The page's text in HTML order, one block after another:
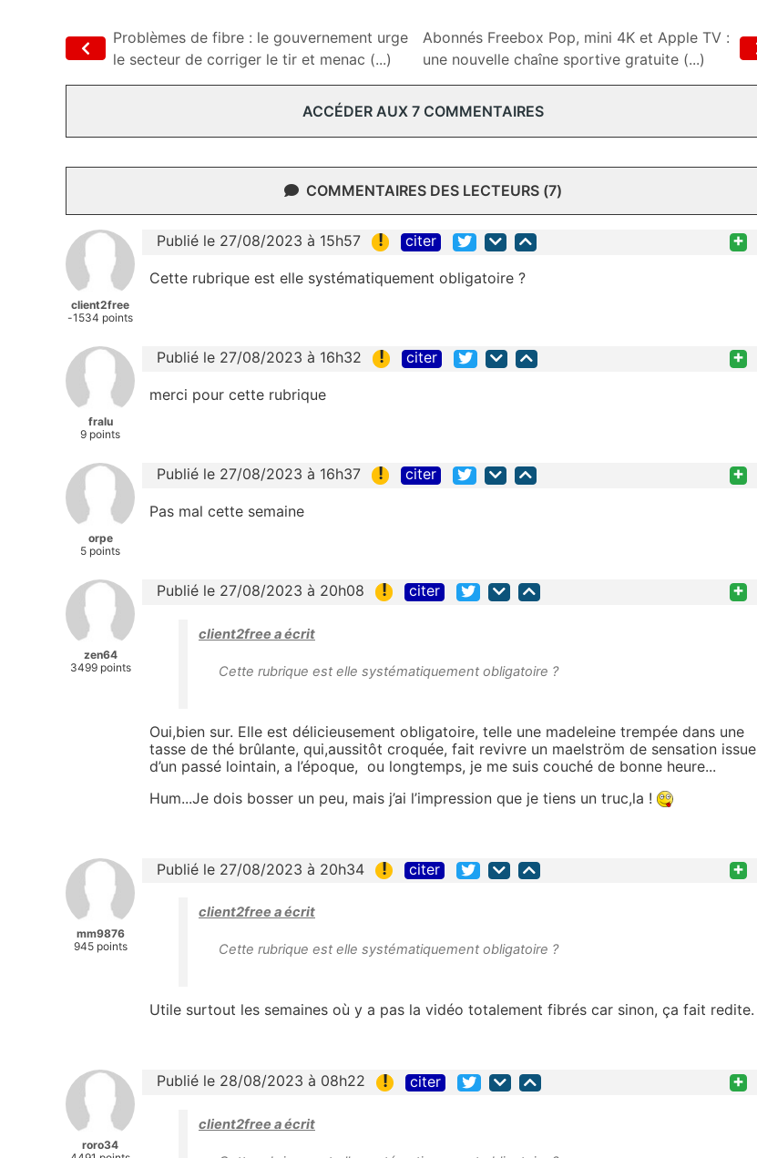
Problèmes de fibre : le gouvernement urge
le secteur de corriger le tir et menac (...)
Abonnés Freebox Pop, mini 4K et Apple TV :
une nouvelle chaîne sportive gratuite (...)
ACCÉDER AUX 7 COMMENTAIRES
COMMENTAIRES DES LECTEURS (7)
client2free
-1534 points
Publié le 27/08/2023 à 15h57 ! citer +
Cette rubrique est elle systématiquement obligatoire ?
fralu
9 points
Publié le 27/08/2023 à 16h32 ! citer +
merci pour cette rubrique
orpe
5 points
Publié le 27/08/2023 à 16h37 ! citer +
Pas mal cette semaine
zen64
3499 points
Publié le 27/08/2023 à 20h08 ! citer +
client2free a écrit
Cette rubrique est elle systématiquement obligatoire ?
Oui,bien sur. Elle est délicieusement obligatoire, telle une madeleine trempée dans une
tasse de thé brûlante, qui,aussitôt croquée, fait revivre un maelström de sensation issue
d’un passé lointain, a l’époque, ou longtemps, je me suis couché de bonne heure...
Hum...Je dois bosser un peu, mais j’ai l’impression que je tiens un truc,la !
mm9876
945 points
Publié le 27/08/2023 à 20h34 ! citer +
client2free a écrit
Cette rubrique est elle systématiquement obligatoire ?
Utile surtout les semaines où y a pas la vidéo totalement fibrés car sinon, ça fait redite.
roro34
Publié le 28/08/2023 à 08h22 ! citer +
client2free a écrit